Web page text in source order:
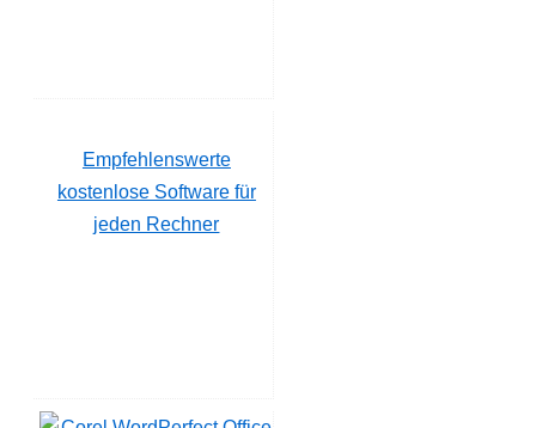
Empfehlenswerte
kostenlose Software für
jeden Rechner